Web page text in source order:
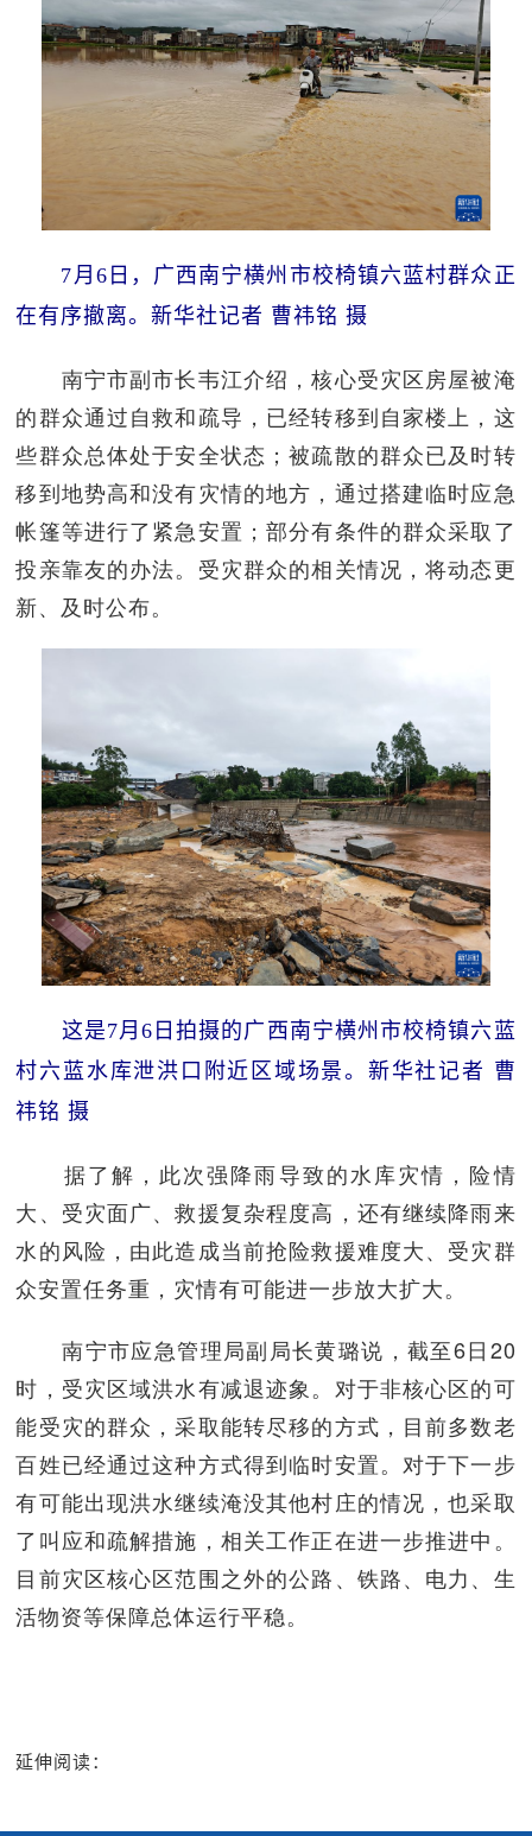
7月6日，广西南宁横州市校椅镇六蓝村群众正
在有序撤离。新华社记者 曹祎铭 摄
南宁市副市长韦江介绍，核心受灾区房屋被淹
的群众通过自救和疏导，已经转移到自家楼上，这
些群众总体处于安全状态；被疏散的群众已及时转
移到地势高和没有灾情的地方，通过搭建临时应急
帐篷等进行了紧急安置；部分有条件的群众采取了
投亲靠友的办法。受灾群众的相关情况，将动态更
新、及时公布。
这是7月6日拍摄的广西南宁横州市校椅镇六蓝
村六蓝水库泄洪口附近区域场景。新华社记者 曹
祎铭 摄
据了解，此次强降雨导致的水库灾情，险情
大、受灾面广、救援复杂程度高，还有继续降雨来
水的风险，由此造成当前抢险救援难度大、受灾群
众安置任务重，灾情有可能进一步放大扩大。
南宁市应急管理局副局长黄璐说，截至6日20
时，受灾区域洪水有减退迹象。对于非核心区的可
能受灾的群众，采取能转尽移的方式，目前多数老
百姓已经通过这种方式得到临时安置。对于下一步
有可能出现洪水继续淹没其他村庄的情况，也采取
了叫应和疏解措施，相关工作正在进一步推进中。
目前灾区核心区范围之外的公路、铁路、电力、生
活物资等保障总体运行平稳。
延伸阅读：